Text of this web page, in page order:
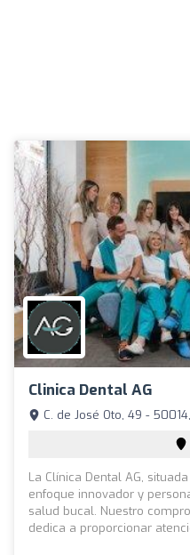
Clinica Dental AG
C. de José Oto, 49 -
La Clínica Dental AG,
enfoque innovador y
salud bucal. Nuestro
dedica a proporcionar